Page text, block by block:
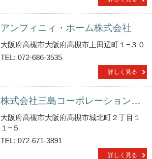
アンフィニィ・ホーム株式会社
大阪府高槻市大阪府高槻市上田辺町１−３０
TEL: 072-686-3535
詳しく見る
株式会社三島コーポレーション／阪急高槻店
大阪府高槻市大阪府高槻市城北町２丁目１
１−５
TEL: 072-671-3891
詳しく見る